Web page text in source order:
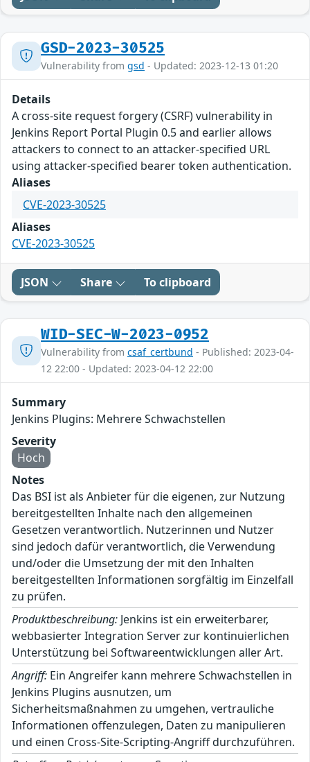
GSD-2023-30525
Vulnerability from gsd - Updated: 2023-12-13 01:20
Details
A cross-site request forgery (CSRF) vulnerability in
Jenkins Report Portal Plugin 0.5 and earlier allows
attackers to connect to an attacker-specified URL
using attacker-specified bearer token authentication.
Aliases
CVE-2023-30525
Aliases
CVE-2023-30525
JSON Share To clipboard
WID-SEC-W-2023-0952
Vulnerability from csaf_certbund - Published: 2023-04-
12 22:00 - Updated: 2023-04-12 22:00
Summary
Jenkins Plugins: Mehrere Schwachstellen
Severity
Hoch
Notes
Das BSI ist als Anbieter für die eigenen, zur Nutzung
bereitgestellten Inhalte nach den allgemeinen
Gesetzen verantwortlich. Nutzerinnen und Nutzer
sind jedoch dafür verantwortlich, die Verwendung
und/oder die Umsetzung der mit den Inhalten
bereitgestellten Informationen sorgfältig im Einzelfall
zu prüfen.
Produktbeschreibung: Jenkins ist ein erweiterbarer,
webbasierter Integration Server zur kontinuierlichen
Unterstützung bei Softwareentwicklungen aller Art.
Angriff: Ein Angreifer kann mehrere Schwachstellen in
Jenkins Plugins ausnutzen, um
Sicherheitsmaßnahmen zu umgehen, vertrauliche
Informationen offenzulegen, Daten zu manipulieren
und einen Cross-Site-Scripting-Angriff durchzuführen.